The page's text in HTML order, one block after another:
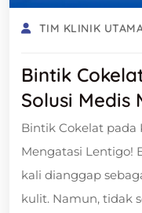
TIM KLINIK
Bintik
Solusi Medis
Bintik Cokelat pada
Mengatasi Lentigo!
kali dianggap
kulit. Namun, tidak